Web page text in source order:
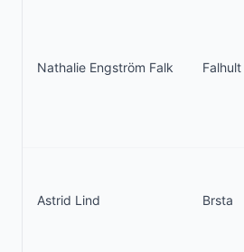
Nathalie Engström Falk Falhult
Astrid Lind Brsta